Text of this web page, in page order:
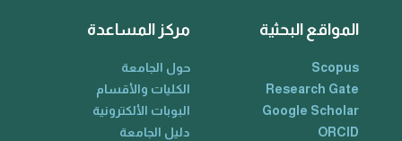
المواقع البحثية
Scopus
Research Gate
Google Scholar
ORCID
مركز المساعدة
حول الجامعة
الكليات والأقسام
البوبات الألكترونية
دليل الجامعة